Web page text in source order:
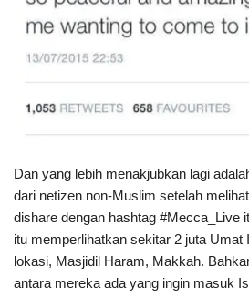
Dan yang lebih menakjubkan lagi
dari netizen non-Muslim setelah
dishare dengan hashtag #Mecca_Live
itu memperlihatkan sekitar 2 juta Umat
lokasi, Masjidil Haram, Makkah.
antara mereka ada yang ingin masuk